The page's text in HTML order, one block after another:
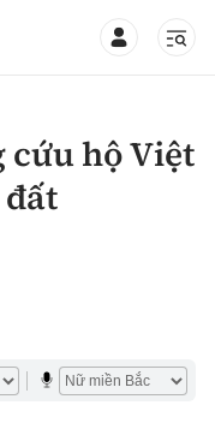
hộ Việt